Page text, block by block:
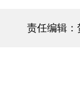
责任编辑